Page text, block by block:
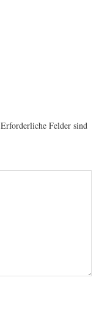
Erforderliche Felder sind